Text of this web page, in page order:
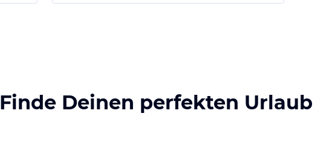
Finde Deinen perfekten Urlaub